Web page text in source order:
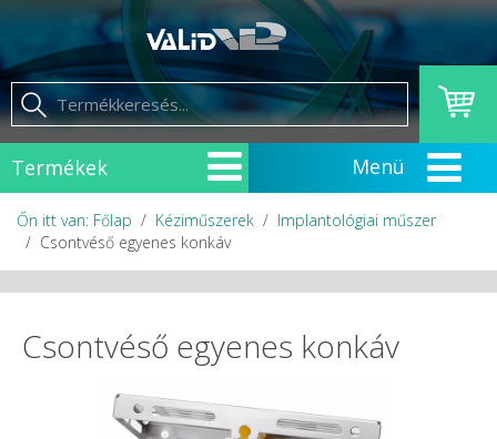
Termékek
Őn itt van: Főlap Kéziműszerek
Implantológiai műszer
Csontvéső egyenes konkáv
Csontvéső egyenes konkáv